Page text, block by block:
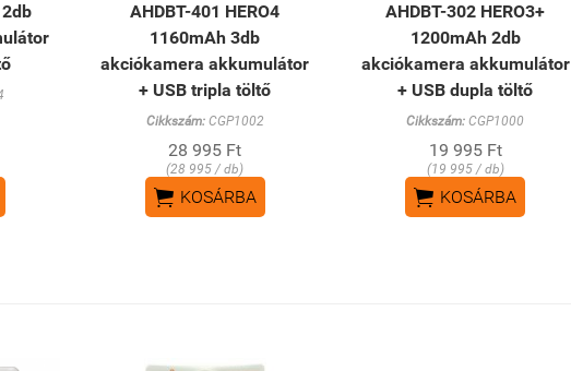
AHDBT-401 HERO4
1160mAh 3db
akciókamera akkumulátor
+ USB tripla töltő
Cikkszám:CGP1002
28 995 Ft
(28 995 / db)
 KOSÁRBA
AHDBT-302 HERO3+
1200mAh 2db
akciókamera akkumulátor
+ USB dupla töltő
Cikkszám: CGP1000
19 995 Ft
(19 995 / db)
 KOSÁRBA